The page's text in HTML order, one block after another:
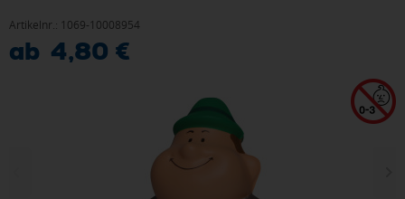
Artikelnr.: 1069-10008954
ab 4,80 €